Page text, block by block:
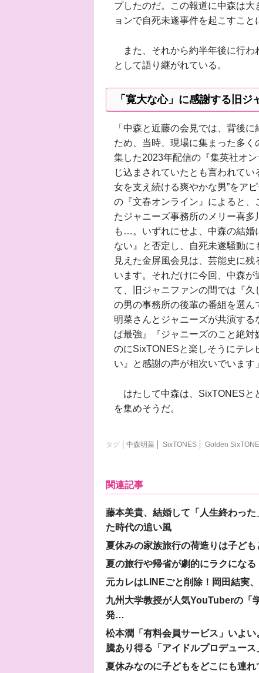
プしたのだ。この報道に中森は
ョンで自死未遂事件を起こすこと
また、それから約半年後に行わ
として語り継がれている。
「寛大な心」に感謝する旧ジ
「中森と近藤の会見では、背後
ため、当時、現場に集まった多
集した2023年配信の『集英社オ
じ込まされていたとも言われて
女を支え続ける爽やかな男”をア
の『文春オンライン』によると
たジャニーズ事務所のメリー喜
も…。いずれにせよ、中森の結婚
ない』と否定し、自死未遂騒動に
見えた金屏風会見は、芸能史に
います。それだけに今回、中森
て、旧ジャニファンの間では『
の男の事務所の後輩の番組を選
明菜さんとジャニーズが共演す
ぱ最強』『ジャニーズのこと絶
のにSixTONESと楽しそうにテレ
い』と感謝の声が相次いでいます
はたして中森は、SixTONESと
を集めそうだ。
タグ 中森明菜 SixTONES Golden
関連記事
藤本美貴、結婚して「人生終わっ
た時代の追い風
夏休みの家族旅行の荷造りは子ど
夏の旅行や帰省が劇的にラクにな
元カレはLINEごと削除！岡田結実
九州大学教授が人気YouTuberの「
発…
松本潤「有料会員サービス」いよ
騰あり得る「アイドルプロデュース
夏休みなのに子どもをどこにも連